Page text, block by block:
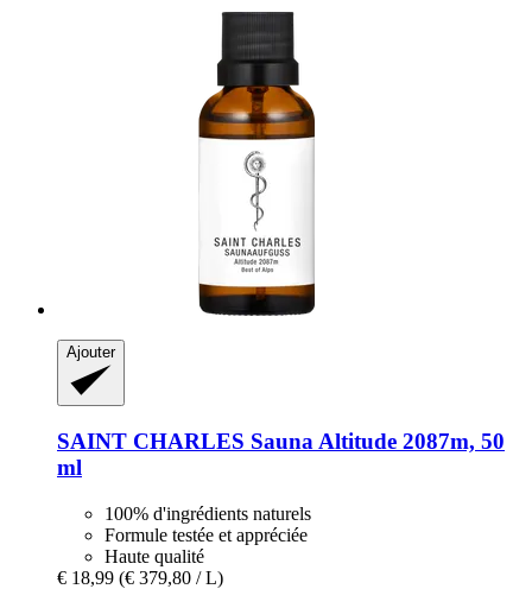
Ajouter
SAINT CHARLES Sauna Altitude 2087m, 50
ml
100% d'ingrédients naturels
Formule testée et appréciée
Haute qualité
€ 18,99 (€ 379,80 / L)